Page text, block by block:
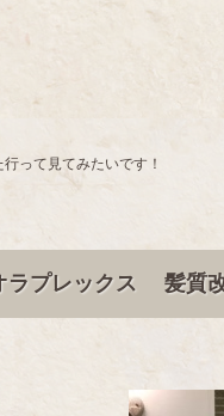
って見てみたいです！
プレックス 髪質